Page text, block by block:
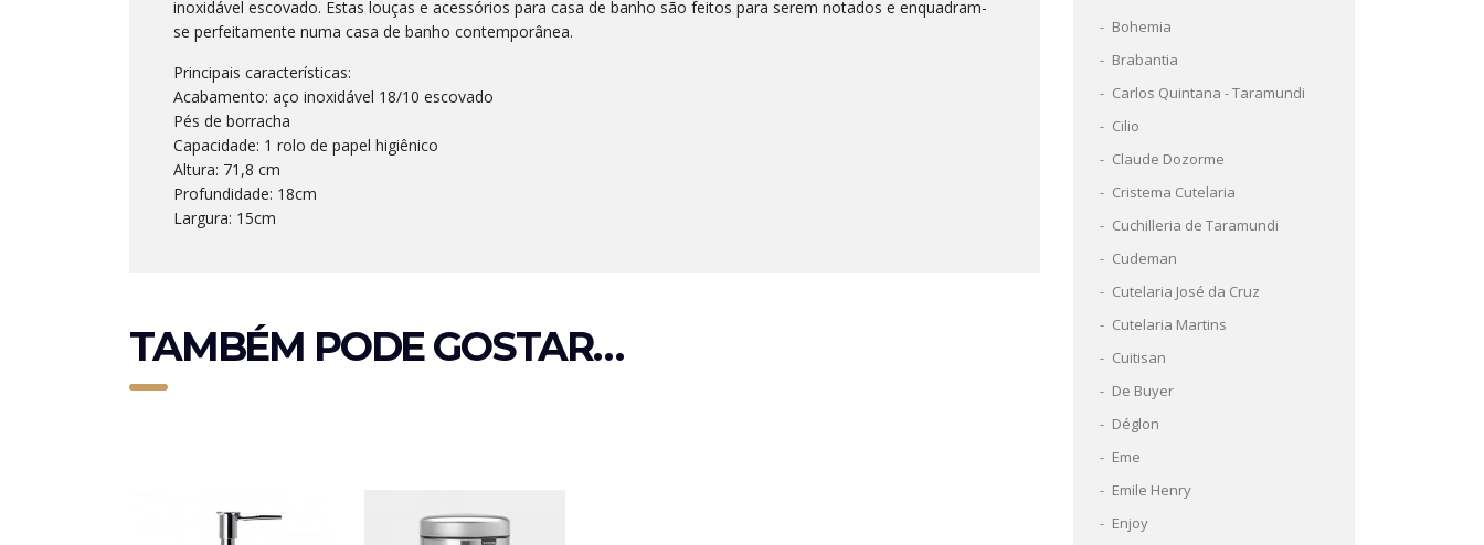
inoxidável escovado. Estas louças e acessórios para casa de banho são feitos para serem notados e enquadram-
se perfeitamente numa casa de banho contemporânea.
Principais características:
Acabamento: aço inoxidável 18/10 escovado
Pés de borracha
Capacidade: 1 rolo de papel higiênico
Altura: 71,8 cm
Profundidade: 18cm
Largura: 15cm
TAMBÉM PODE GOSTAR…
Bohemia
Brabantia
Carlos Quintana - Taramundi
Cilio
Claude Dozorme
Cristema Cutelaria
Cuchilleria de Taramundi
Cudeman
Cutelaria José da Cruz
Cutelaria Martins
Cuitisan
De Buyer
Déglon
Eme
Emile Henry
Enjoy